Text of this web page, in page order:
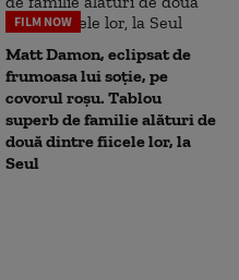
FILM NOW
Matt Damon, eclipsat de
frumoasa lui soție, pe
covorul roșu. Tablou
superb de familie alături de
două dintre fiicele lor, la
Seul